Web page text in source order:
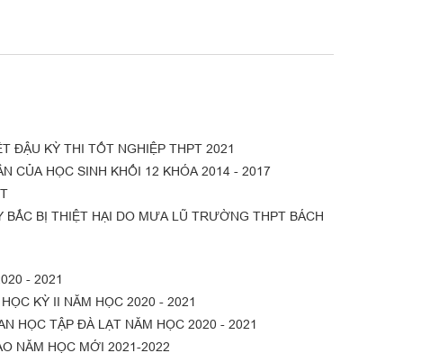
ĐẬU KỲ THI TỐT NGHIỆP THPT 2021
CỦA HỌC SINH KHỐI 12 KHÓA 2014 - 2017
BỊ THIỆT HẠI DO MƯA LŨ TRƯỜNG THPT BÁCH
- 2021
KỲ II NĂM HỌC 2020 - 2021
HỌC TẬP ĐÀ LẠT NĂM HỌC 2020 - 2021
NĂM HỌC MỚI 2021-2022